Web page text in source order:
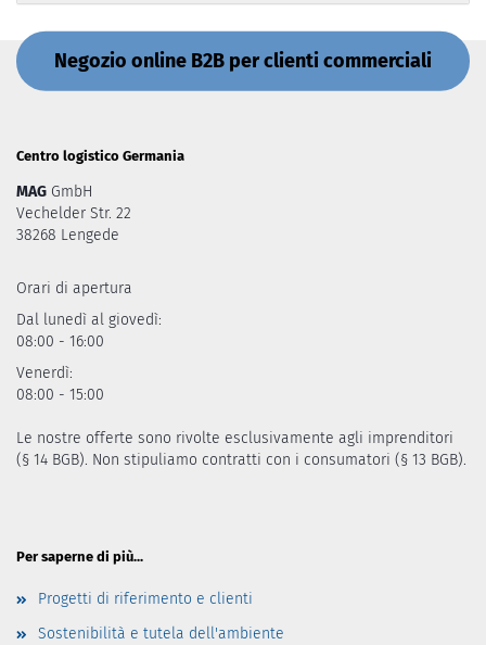
Negozio online B2B per clienti commerciali
Centro logistico Germania
MAG GmbH
Vechelder Str. 22
38268 Lengede
Orari di apertura
Dal lunedì al giovedì:
08:00 - 16:00
Venerdì:
08:00 - 15:00
Le nostre offerte sono rivolte esclusivamente agli imprenditori
(§ 14 BGB). Non stipuliamo contratti con i consumatori (§ 13 BGB).
Per saperne di più...
Progetti di riferimento e clienti
Sostenibilità e tutela dell'ambiente